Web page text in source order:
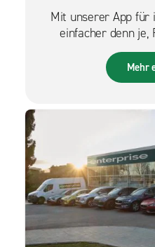
Mit unserer App für
einfacher denn je,
unterwegs
Mehr